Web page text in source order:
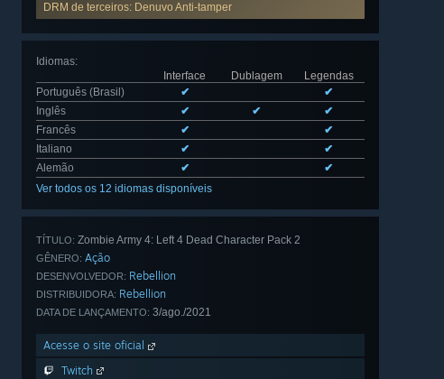
DRM de terceiros: Denuvo Anti-tamper
Idiomas:
Interface
Dublagem
Legendas
Português (Brasil)
✔
✔
Inglês
✔ ✔
✔
Francês
✔
✔
Italiano
✔
✔
Alemão
✔
✔
Ver todos os 12 idiomas disponíveis
TÍTULO: Zombie Army 4: Left 4 Dead Character Pack 2
GÊNERO: Ação
DESENVOLVEDOR: Rebellion
DISTRIBUIDORA: Rebellion
DATA DE LANÇAMENTO: 3/ago./2021
Acesse o site oficial
Twitch